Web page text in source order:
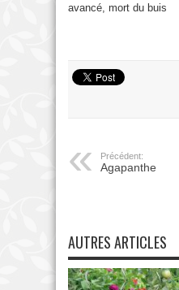
avancé, mort du buis
Précédent:
Agapanthe
AUTRES ARTICLES